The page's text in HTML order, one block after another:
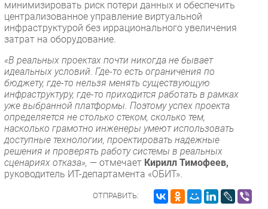
минимизировать риск потери данных и обеспечить
централизованное управление виртуальной
инфраструктурой без иррационального увеличения
затрат на оборудование.
«В реальных проектах почти никогда не бывает
идеальных условий. Где-то есть ограничения по
бюджету, где-то нельзя менять существующую
инфраструктуру, где-то приходится работать в рамках
уже выбранной платформы. Поэтому успех проекта
определяется не столько стеком, сколько тем,
насколько грамотно инженеры умеют использовать
доступные технологии, проектировать надежные
решения и проверять работу системы в реальных
сценариях отказа», — отмечает Кирилл Тимофеев,
руководитель ИТ-департамента «ОБИТ».
ОТПРАВИТЬ: